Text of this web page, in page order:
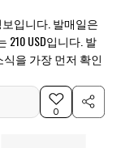
입니다. 발매일은
210 USD입니다. 발
을 가장 먼저 확인
0